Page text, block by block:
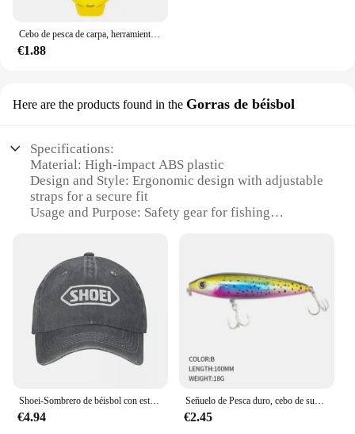
€1.88
Here are the products found in the Gorras de béisbol
Specifications:
Material: High-impact ABS plastic
Design and Style: Ergonomic design with adjustable
straps for a secure fit
Usage and Purpose: Safety gear for fishing
environments
Shape or Size or Weight or Quantity: Lightweight
and compact for easy transport
Performance and Property: Durable and resistant to
impacts
Features:
**Optimal Protection for the Angler**
The Fishing Helmet is a crucial piece of safety gear
for any fishing adventure. Crafted from high-impact
ABS plastic, this helmet is designed to withstand the
€4.94 €2.45